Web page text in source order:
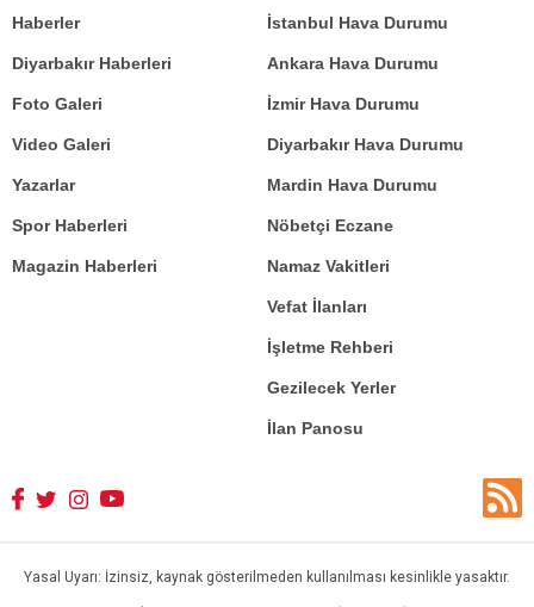
Haberler
Diyarbakır Haberleri
Foto Galeri
Video Galeri
Yazarlar
İstanbul Hava Durumu
Ankara Hava Durumu
İzmir Hava Durumu
Diyarbakır Hava Durumu
Mardin Hava Durumu
Spor Haberleri
Magazin Haberleri
Nöbetçi Eczane
Namaz Vakitleri
Vefat İlanları
İşletme Rehberi
Gezilecek Yerler
İlan Panosu
Yasal Uyarı: İzinsiz, kaynak gösterilmeden kullanılması kesinlikle yasaktır.